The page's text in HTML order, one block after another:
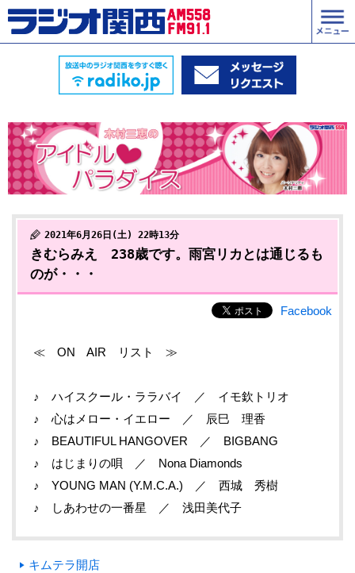
2021年6月26日(土) 22時13分
きむらみえ 238歳です。雨宮リカとは通じるも
のが・・・
Facebook
≪ ON AIR リスト ≫
♪ ハイスクール・ララバイ ／ イモ欽トリオ
♪ 心はメロー・イエロー ／ 辰巳 理香
♪ BEAUTIFUL HANGOVER ／ BIGBANG
♪ はじまりの唄 ／ Nona Diamonds
♪ YOUNG MAN (Y.M.C.A.) ／ 西城 秀樹
♪ しあわせの一番星 ／ 浅田美代子
キムテラ開店